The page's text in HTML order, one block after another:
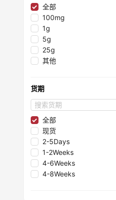
≤98.35%
≤99.75%
≤99.997%
≤99.995%
≤96.1%
≤98.05%
≤96%
≤99.99%
≤99.998%
≤98.3%
≤98.8%
≤99.993%
≤95.85%
≤95.5%
≤99.9999%
全部
100mg
1g
5g
25g
其他
货期
全部
现货
2-5Days
1-2Weeks
4-6Weeks
4-8Weeks